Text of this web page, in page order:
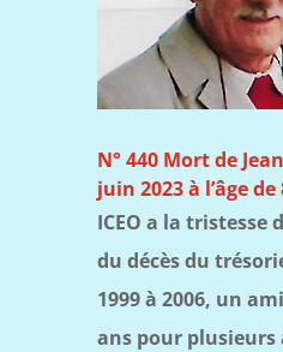
N° 440 Mort de
juin 2023 à l’âge de
ICEO a la tristesse
du décès du
1999 à 2006, un
ans pour plusieurs